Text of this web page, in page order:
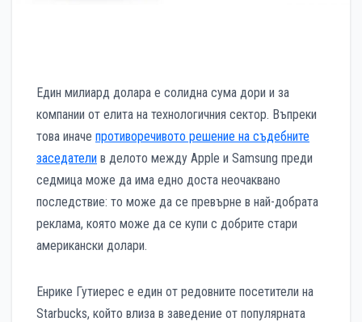
Един милиард долара е солидна сума дори и за
компании от елита на технологичния сектор. Въпреки
това иначе противоречивото решение на съдебните
заседатели в делото между Apple и Samsung преди
седмица може да има едно доста неочаквано
последствие: то може да се превърне в най-добрата
реклама, която може да се купи с добрите стари
американски долари.
Енрике Гутиерес е един от редовните посетители на
Starbucks, който влиза в заведение от популярната